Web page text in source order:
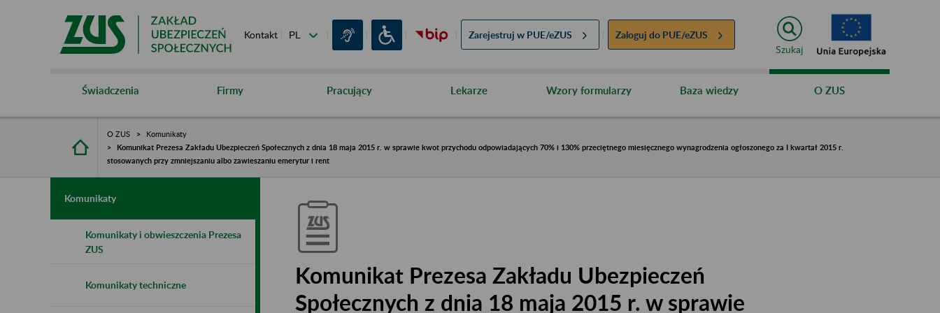
Kontakt Zarejestruj w PUE/eZUS Zaloguj do PUE/eZUS
Szukaj
Świadczenia Firmy Pracujący Lekarze Wzory formularzy Baza wiedzy O ZUS
O ZUS
Komunikaty
Komunikat Prezesa Zakładu Ubezpieczeń Społecznych z dnia 18 maja 2015 r. w sprawie kwot przychodu odpowiadających 70% i 130% przeciętnego miesięcznego wynagrodzenia ogłoszonego za I kwartał 2015 r.
stosowanych przy zmniejszaniu albo zawieszaniu emerytur i rent
Komunikaty
Komunikaty i obwieszczenia Prezesa
ZUS
Komunikaty techniczne
Komunikat Prezesa Zakładu Ubezpieczeń
Społecznych z dnia 18 maja 2015 r. w sprawie